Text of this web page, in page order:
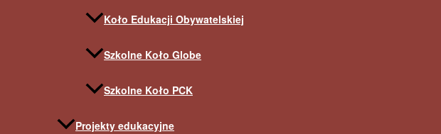
Koło Edukacji Obywatelskiej
Szkolne Koło Globe
Szkolne Koło PCK
Projekty edukacyjne